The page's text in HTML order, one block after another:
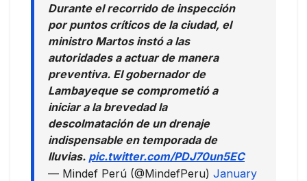
Durante el recorrido de inspección
por puntos críticos de la ciudad, el
ministro Martos instó a las
autoridades a actuar de manera
preventiva. El gobernador de
Lambayeque se comprometió a
iniciar a la brevedad la
descolmatación de un drenaje
indispensable en temporada de
lluvias. pic.twitter.com/PDJ70un5EC
— Mindef Perú (@MindefPeru) January